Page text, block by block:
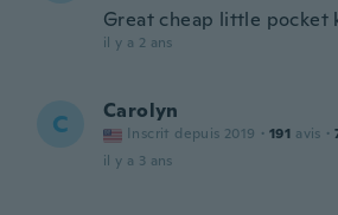
Great cheap little pocket
il y a 2 ans
C Carolyn
Inscrit depuis 2019 · 191 avis ·
il y a 3 ans